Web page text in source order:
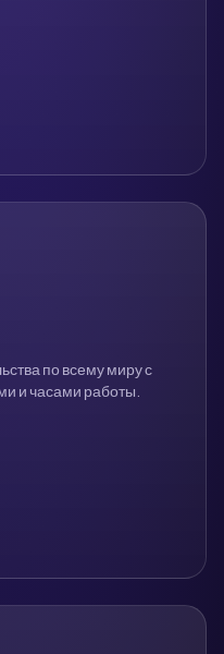
по всему миру с
и часами работы.